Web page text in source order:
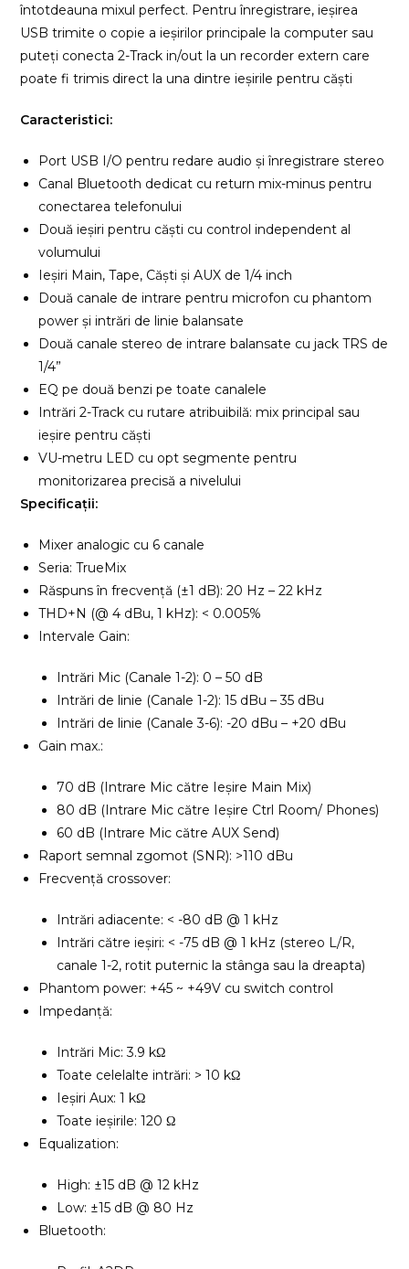
întotdeauna mixul perfect. Pentru înregistrare, ieșirea
USB trimite o copie a ieșirilor principale la computer sau
puteți conecta 2-Track in/out la un recorder extern care
poate fi trimis direct la una dintre ieșirile pentru căști
Caracteristici:
Port USB I/O pentru redare audio și înregistrare stereo
Canal Bluetooth dedicat cu return mix-minus pentru
conectarea telefonului
Două ieșiri pentru căști cu control independent al
volumului
Ieșiri Main, Tape, Căști și AUX de 1/4 inch
Două canale de intrare pentru microfon cu phantom
power și intrări de linie balansate
Două canale stereo de intrare balansate cu jack TRS de
1/4”
EQ pe două benzi pe toate canalele
Intrări 2-Track cu rutare atribuibilă: mix principal sau
ieșire pentru căști
VU-metru LED cu opt segmente pentru
monitorizarea precisă a nivelului
Specificații:
Mixer analogic cu 6 canale
Seria: TrueMix
Răspuns în frecvență (±1 dB): 20 Hz – 22 kHz
THD+N (@ 4 dBu, 1 kHz): < 0.005%
Intervale Gain:
Intrări Mic (Canale 1-2): 0 – 50 dB
Intrări de linie (Canale 1-2): 15 dBu – 35 dBu
Intrări de linie (Canale 3-6): -20 dBu – +20 dBu
Gain max.:
70 dB (Intrare Mic către Ieșire Main Mix)
80 dB (Intrare Mic către Ieșire Ctrl Room/ Phones)
60 dB (Intrare Mic către AUX Send)
Raport semnal zgomot (SNR): >110 dBu
Frecvență crossover:
Intrări adiacente: < -80 dB @ 1 kHz
Intrări către ieșiri: < -75 dB @ 1 kHz (stereo L/R,
canale 1-2, rotit puternic la stânga sau la dreapta)
Phantom power: +45 ~ +49V cu switch control
Impedanță:
Intrări Mic: 3.9 kΩ
Toate celelalte intrări: > 10 kΩ
Ieșiri Aux: 1 kΩ
Toate ieșirile: 120 Ω
Equalization:
High: ±15 dB @ 12 kHz
Low: ±15 dB @ 80 Hz
Bluetooth: